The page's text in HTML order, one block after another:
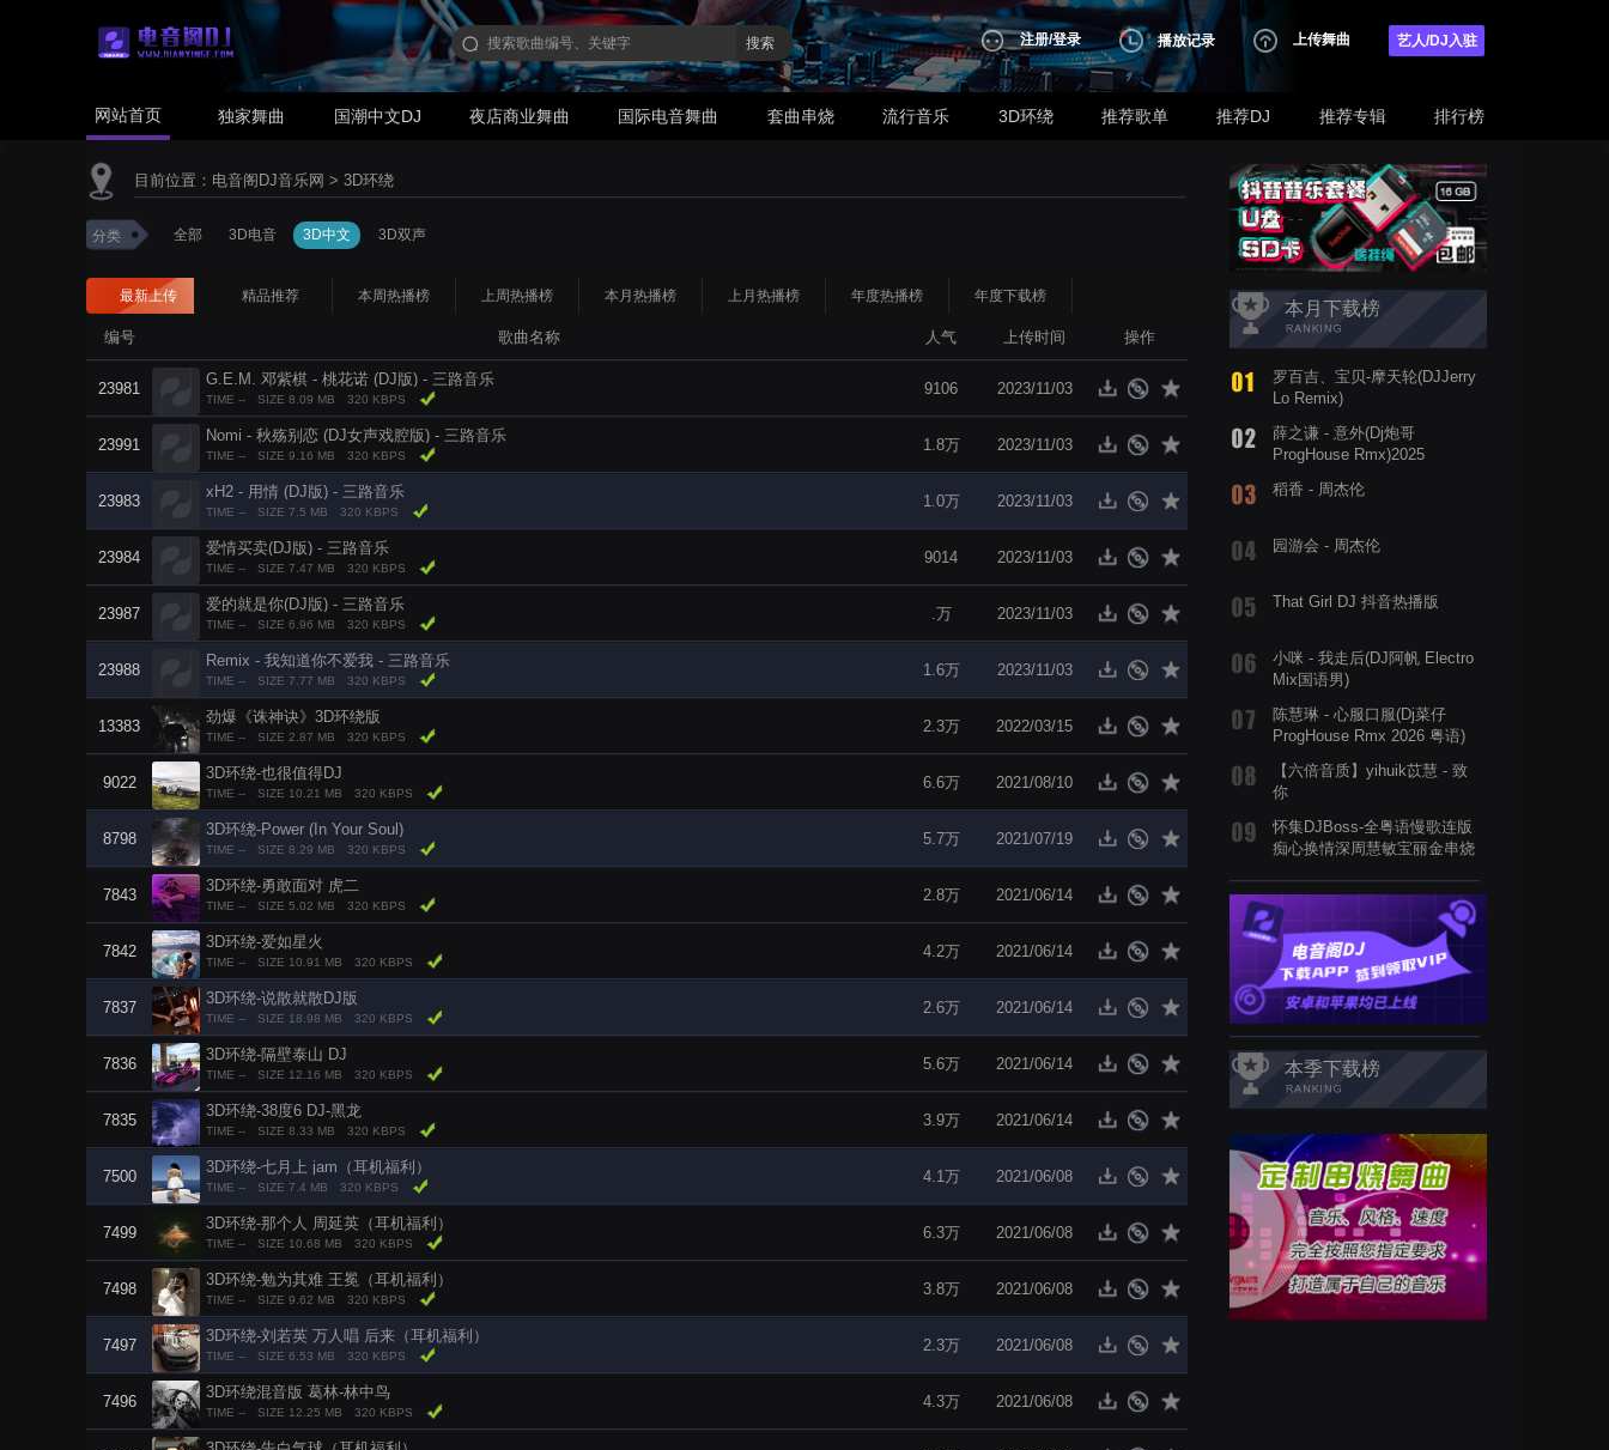
搜索 注册/登录 播放记录 上传舞曲 艺人/DJ入驻
网站首页 独家舞曲 国潮中文DJ 夜店商业舞曲 国际电音舞曲 套曲串烧 流行音乐 3D环绕 推荐歌单 推荐DJ 推荐专辑 排行榜
目前位置： 电音阁DJ音乐网 > 3D环绕
分类 全部 3D电音 3D中文 3D双声
最新上传 精品推荐 本周热播榜 上周热播榜 本月热播榜 上月热播榜 年度热播榜 年度下载榜
编号 歌曲名称 人气 上传时间 操作
23981
G.E.M. 邓紫棋 - 桃花诺 (DJ版) - 三路音乐
TIME -- SIZE 8.09 MB 320 KBPS
9106 2023/11/03
23991
Nomi - 秋殇别恋 (DJ女声戏腔版) - 三路音乐
TIME -- SIZE 9.16 MB 320 KBPS
1.8万 2023/11/03
23983
xH2 - 用情 (DJ版) - 三路音乐
TIME -- SIZE 7.5 MB 320 KBPS
1.0万 2023/11/03
23984
爱情买卖(DJ版) - 三路音乐
TIME -- SIZE 7.47 MB 320 KBPS
9014 2023/11/03
23987
爱的就是你(DJ版) - 三路音乐
TIME -- SIZE 6.96 MB 320 KBPS
.万 2023/11/03
23988
Remix - 我知道你不爱我 - 三路音乐
TIME -- SIZE 7.77 MB 320 KBPS
1.6万 2023/11/03
13383
劲爆《诛神诀》3D环绕版
TIME -- SIZE 2.87 MB 320 KBPS
2.3万 2022/03/15
9022
3D环绕-也很值得DJ
TIME -- SIZE 10.21 MB 320 KBPS
6.6万 2021/08/10
8798
3D环绕-Power (In Your Soul)
TIME -- SIZE 8.29 MB 320 KBPS
5.7万 2021/07/19
7843
3D环绕-勇敢面对 虎二
TIME -- SIZE 5.02 MB 320 KBPS
2.8万 2021/06/14
7842
3D环绕-爱如星火
TIME -- SIZE 10.91 MB 320 KBPS
4.2万 2021/06/14
7837
3D环绕-说散就散DJ版
TIME -- SIZE 18.98 MB 320 KBPS
2.6万 2021/06/14
7836
3D环绕-隔壁泰山 DJ
TIME -- SIZE 12.16 MB 320 KBPS
5.6万 2021/06/14
7835
3D环绕-38度6 DJ-黑龙
TIME -- SIZE 8.33 MB 320 KBPS
3.9万 2021/06/14
7500
3D环绕-七月上 jam（耳机福利）
TIME -- SIZE 7.4 MB 320 KBPS
4.1万 2021/06/08
7499
3D环绕-那个人 周延英（耳机福利）
TIME -- SIZE 10.68 MB 320 KBPS
6.3万 2021/06/08
7498
3D环绕-勉为其难 王冕（耳机福利）
TIME -- SIZE 9.62 MB 320 KBPS
3.8万 2021/06/08
7497
3D环绕-刘若英 万人唱 后来（耳机福利）
TIME -- SIZE 6.53 MB 320 KBPS
2.3万 2021/06/08
7496
3D环绕混音版 葛林-林中鸟
TIME -- SIZE 12.25 MB 320 KBPS
4.3万 2021/06/08
本月下载榜
罗百吉、宝贝-摩天轮(DJJerry
Lo Remix)
薛之谦 - 意外(Dj炮哥
ProgHouse Rmx)2025
稻香 - 周杰伦
园游会 - 周杰伦
That Girl DJ 抖音热播版
小咪 - 我走后(DJ阿帆 Electro
Mix国语男)
陈慧琳 - 心服口服(Dj菜仔
ProgHouse Rmx 2026 粤语)
【六倍音质】yihuik苡慧 - 致
你
怀集DJBoss-全粤语慢歌连版
痴心换情深周慧敏宝丽金串烧
本季下载榜